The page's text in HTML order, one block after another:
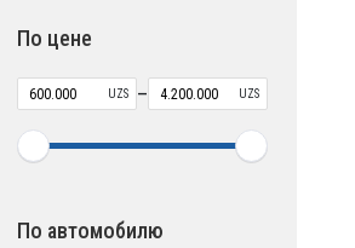
По цене
UZS – UZS
По автомобилю